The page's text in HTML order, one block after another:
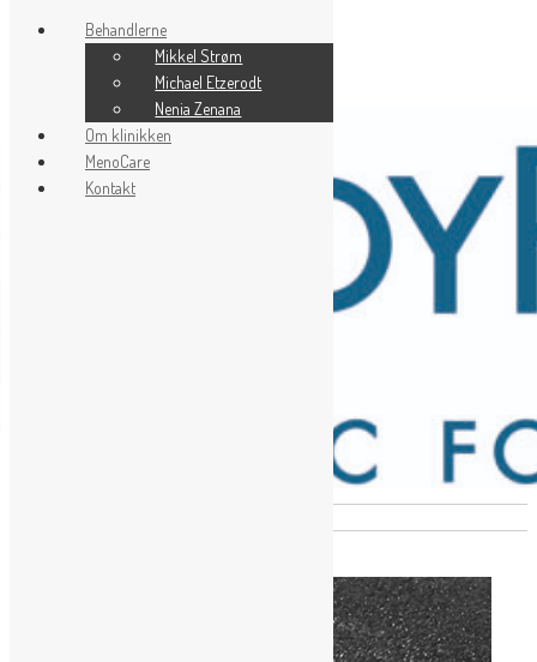
Skip to content
Behandlerne
Mikkel Strøm
Michael Etzerodt
Nenia Zenana
Om klinikken
MenoCare
Kontakt